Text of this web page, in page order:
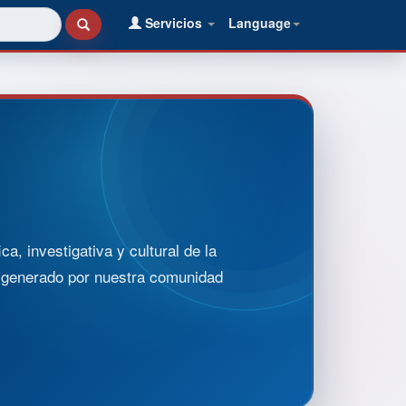
Language
Servicios
investigativa y cultural de la
por nuestra comunidad